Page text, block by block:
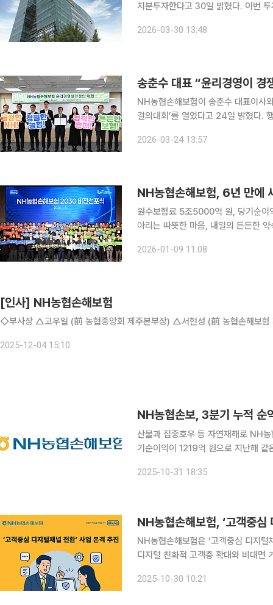
지분투자한다고 30일 밝혔다. 이번 투자는 정부가 추진 중인 ‘국민성장펀드’의 직접투자 1호 사례로
가 2조원을 넘어섰다. NH농협손보는
2026-03-30 13:48
송춘수 대표 “윤리경영이
NH농협손해보험이 송춘수 대표이사
결의대회’를 열었다고 24일 밝혔다. 행사에서 임직원들은 ‘윤리경영 실천 결의문’을 낭독하고 법규
더십 강화 △윤리·준법 교육 정례화 △
2026-03-24 13:57
원수보험료 5조5000억 원, 당기순이익 1500억 원 경
아리는 따뜻한 마음, 내일의 든든한 약속
과 고객 중심 경영 등 변화하는 시장
2026-01-09 11:08
[인사] NH농협손해보험
◇부사장 △고우일 (前 농협중앙회 제주본부장) △서현성 (前 농협손해보
2025-12-04 15:10
NH농협손보, 3분기 누적
산불과 집중호우 등 자연재해로 NH농협손해보험 실
기순이익이 1219억 원으로 지난해
8228억 원으로 지난해 같은 기간(3
2025-10-31 18:35
NH농협손해보험, ‘고객중심
NH농협손해보험은 ‘고객중심 디지털채널
디지털 친화적 고객층 확대와 비대면
털 조력자)’다. 고객이 스스로 보험의
2025-10-30 10:21